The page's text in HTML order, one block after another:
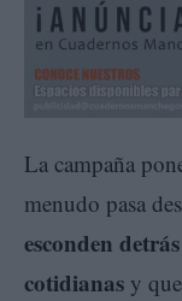
La campaña
menudo pasa
esconden
cotidianas y